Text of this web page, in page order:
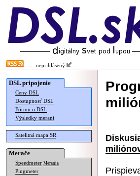
neprihlásený
DSL pripojenie
Ceny DSL
Dostupnosť DSL
Fórum o DSL
Výsledky meraní
Satelitná mapa SR
Merače
Speedmeter Merania
Pingmeter